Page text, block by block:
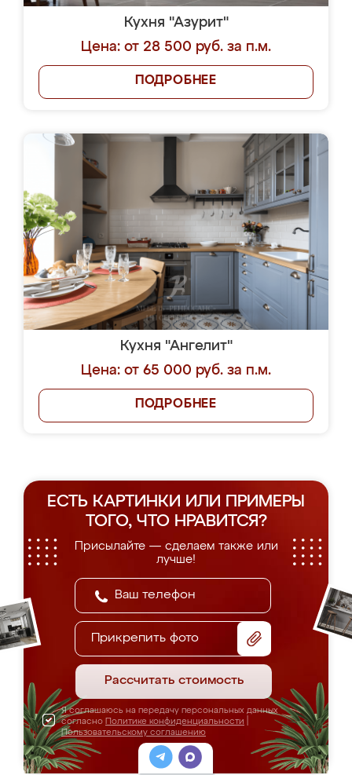
Кухня "Азурит"
Цена: от 28 500 руб. за п.м.
ПОДРОБНЕЕ
Кухня "Ангелит"
Цена: от 65 000 руб. за п.м.
ПОДРОБНЕЕ
ЕСТЬ КАРТИНКИ ИЛИ ПРИМЕРЫ
ТОГО, ЧТО НРАВИТСЯ?
Присылайте — сделаем также или
лучше!
Прикрепить фото
Рассчитать стоимость
Я соглашаюсь на передачу персональных данных
согласно Политике конфиденциальности
Пользовательскому соглашению